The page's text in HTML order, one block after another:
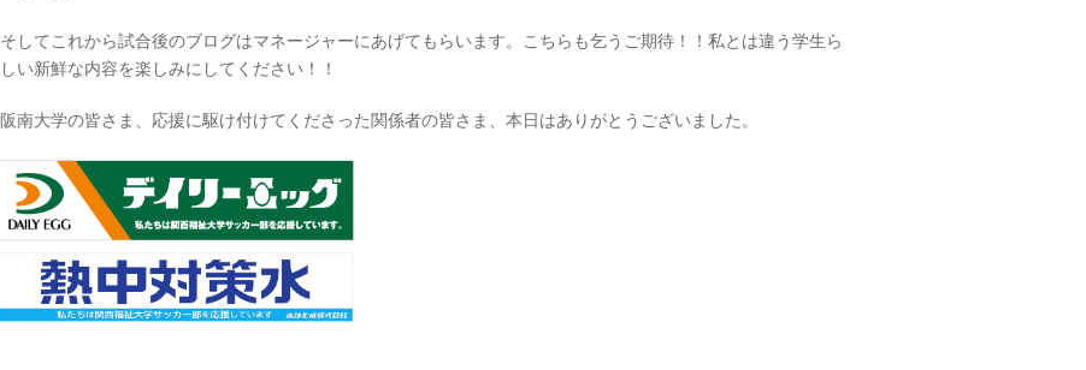
そしてこれから試合後のブログはマネージャーにあげてもらいます。こちらも乞うご期待！！私とは違う学生ら
しい新鮮な内容を楽しみにしてください！！
阪南大学の皆さま、応援に駆け付けてくださった関係者の皆さま、本日はありがとうございました。